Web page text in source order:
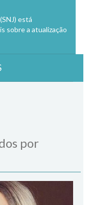
está
sobre a atualização
por